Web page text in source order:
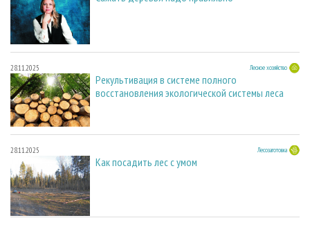
28.11.2025 Лесное хозяйство
Рекультивация в системе полного
восстановления экологической системы леса
28.11.2025 Лесозаготовка
Как посадить лес с умом